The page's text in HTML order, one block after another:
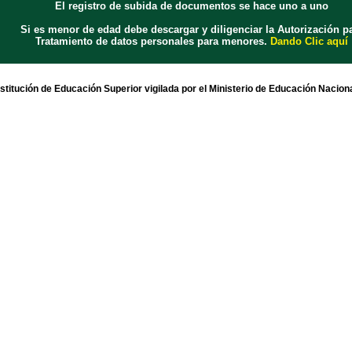
El registro de subida de documentos se hace uno a uno
Si es menor de edad debe descargar y diligenciar la Autorización
Tratamiento de datos personales para menores. Dando Clic aquí
de Educación Superior vigilada por el Ministerio de Educación